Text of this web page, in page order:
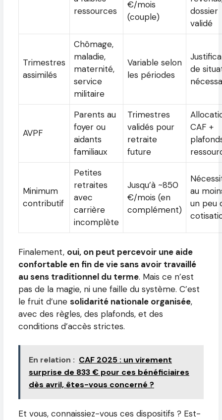
ressources
€/mois
(couple)
dossier
validé
Trimestres
assimilés
Chômage,
maladie,
maternité,
service
militaire
Variable selon
les périodes
de
AVPF
Parents au
foyer ou
aidants
familiaux
Trimestres
validés pour
retraite
future
CAF +
Minimum
contributif
Petites
retraites
avec
carrière
incomplète
Jusqu’à ~850
€/mois (en
complément)
au
un peu
Finalement, oui, on peut percevoir une aide
confortable en fin de vie sans avoir travaillé
au sens traditionnel du terme. Mais ce n’est
pas de la magie, ni une faille du système. C’est
le fruit d’une solidarité nationale organisée,
avec des règles, des plafonds, et des
conditions d’accès strictes.
En relation : CAF 2025 : un virement
surprise de 833 € pour ces bénéficiaires
dès avril, êtes-vous concerné ?
Et vous, connaissiez-vous ces dispositifs ? Est-